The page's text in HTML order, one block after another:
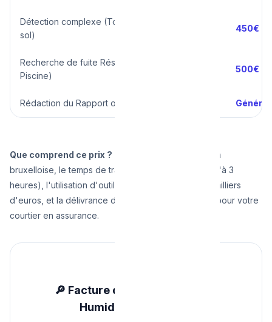
Détection complexe (Toiture plate, chauffage
sol)
450€ -
Recherche de fuite Réseau Extérieur (Jardin /
Piscine)
500€ -
Rédaction du Rapport officiel pour l'Assurance
Que comprend ce prix ? Le déplacement en région
bruxelloise, le temps de travail (qui peut durer jusqu'à 3
heures), l'utilisation d'outils valant des dizaines de milliers
d'euros, et la délivrance d'un rapport avec photos pour votre
courtier en assurance.
🔎 Facture d'eau inexpliquée ?
Humidité rampante ?